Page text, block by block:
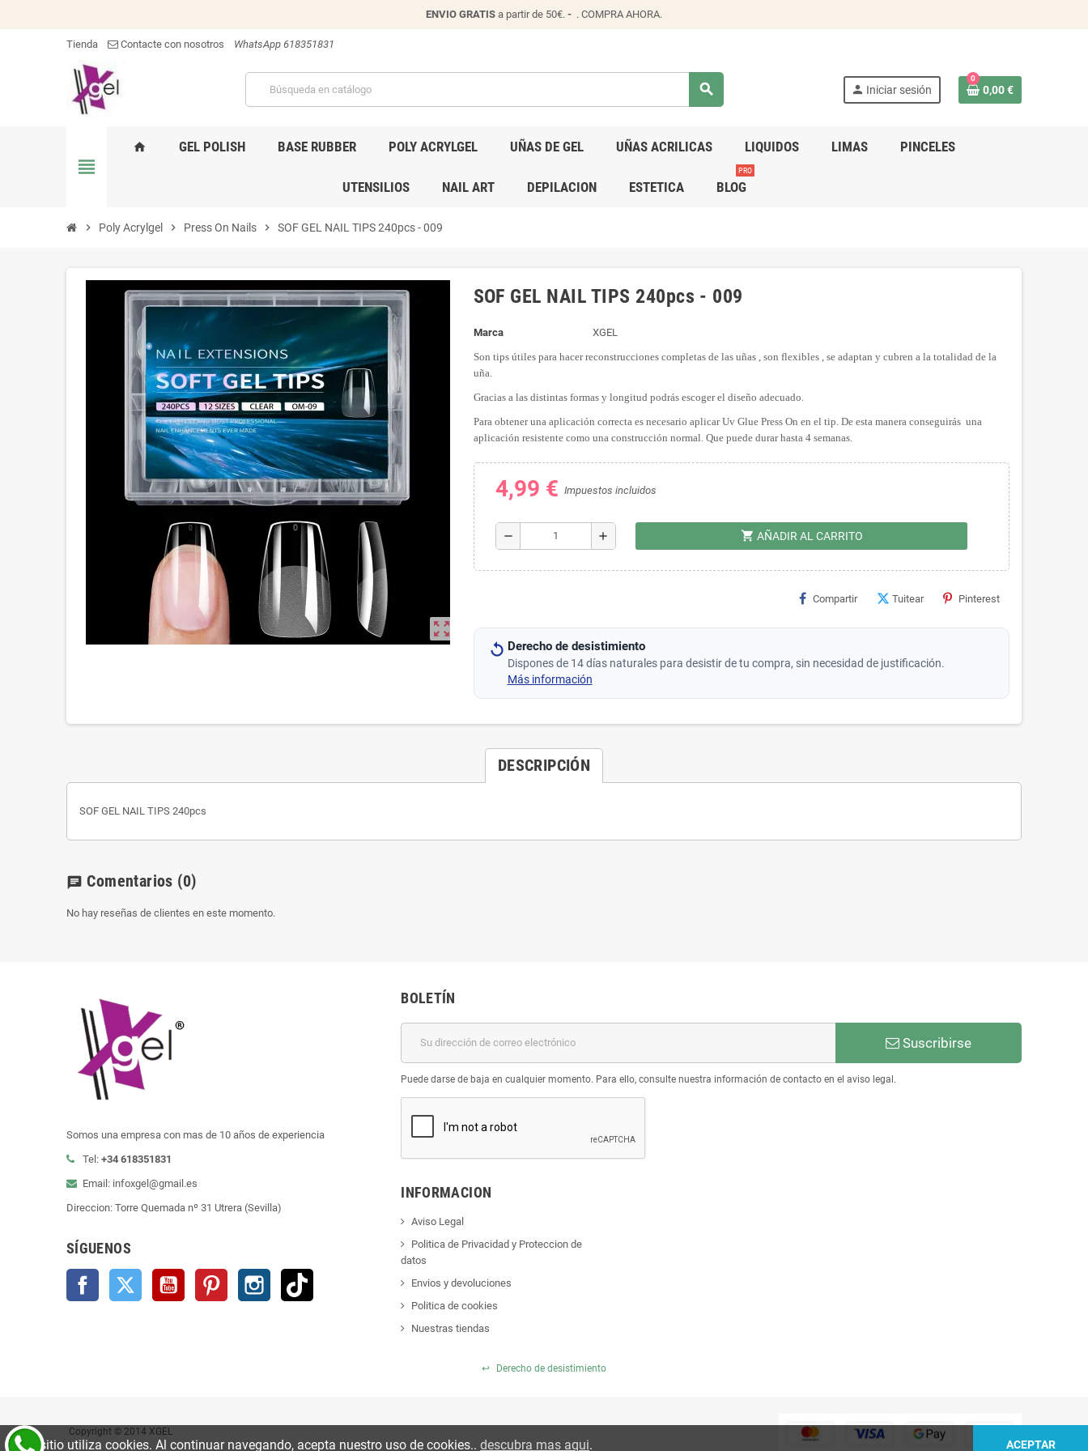
ENVIO GRATIS a partir de 50€. - . COMPRA AHORA.
Tienda Contacte con nosotros WhatsApp 618351831
search person Iniciar sesión
0
0,00 €
view_headline
home GEL POLISH BASE RUBBER POLY ACRYLGEL UÑAS DE GEL UÑAS ACRILICAS LIQUIDOS LIMAS PINCELES
UTENSILIOS NAIL ART DEPILACION ESTETICA BLOG
PRO
chevron_right Poly Acrylgel chevron_right Press On Nails chevron_right SOF GEL NAIL TIPS 240pcs - 009
zoom_out_map
SOF GEL NAIL TIPS 240pcs - 009
Marca
XGEL
Son tips útiles para hacer reconstrucciones completas de las uñas , son flexibles , se adaptan y cubren a la totalidad de la
uña.
Gracias a las distintas formas y longitud podrás escoger el diseño adecuado.
Para obtener una aplicación correcta es necesario aplicar Uv Glue Press On en el tip. De esta manera conseguirás una
aplicación resistente como una construcción normal. Que puede durar hasta 4 semanas.
4,99 € Impuestos incluidos
remove add shopping_cart AÑADIR AL CARRITO
Compartir Tuitear Pinterest
Derecho de desistimiento
Dispones de 14 días naturales para desistir de tu compra, sin necesidad de justificación.
Más información
DESCRIPCIÓN
SOF GEL NAIL TIPS 240pcs
chat Comentarios (0)
No hay reseñas de clientes en este momento.
Somos una empresa con mas de 10 años de experiencia
Tel: +34 618351831
Email: infoxgel@gmail.es
Direccion: Torre Quemada nº 31 Utrera (Sevilla)
SÍGUENOS
Facebook Twitter YouTube Pinterest Instagram
BOLETÍN
Suscribirse
Puede darse de baja en cualquier momento. Para ello, consulte nuestra información de contacto en el aviso legal.
INFORMACION
Aviso Legal
Politica de Privacidad y Proteccion de
datos
Envios y devoluciones
Politica de cookies
Nuestras tiendas
↩ Derecho de desistimiento
Copyright © 2014 XGEL
Este sitio utiliza cookies. Al continuar navegando, acepta nuestro uso de cookies.. descubra mas aqui. ACEPTAR